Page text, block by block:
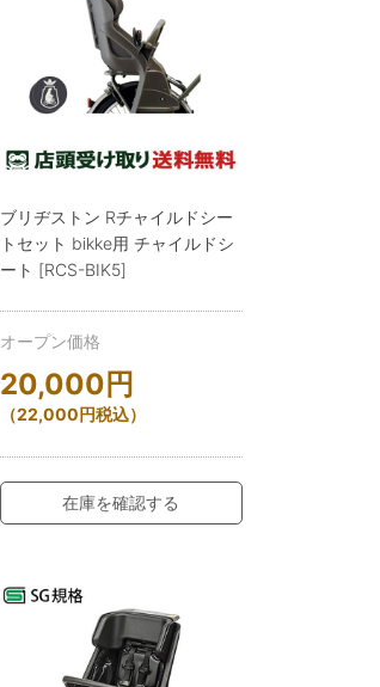
ブリヂストン Rチャイルドシー
トセット bikke用 チャイルドシ
ート [RCS-BIK5]
オープン価格
20,000 円
（22,000円税込）
在庫を確認する